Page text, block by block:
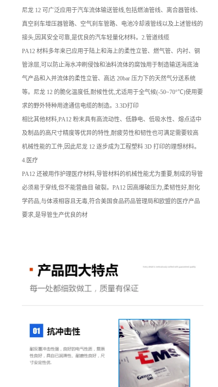
尼龙 12 可广泛应用于汽车流体输送管线,包括燃油管线、离合器管线、
真空刹车增压器管路、空气刹车管路、电池冷却液管线以及上述管线的
接头,因其安全可靠,是优良的汽车轻量化材料。2.管道线缆
PA12 材料多年来已应用于陆上和海上的柔性立管、燃气管、内衬、钢
管涂层,可以防止海水冲刷侵蚀和油料流体的腐蚀用于制造输送海底油
气产品和入并流体的柔性立管、高达 20bar 压力下的天然气分送系统
等。尼龙 12 的脆化温度低,耐候性优,尤适用于全气候(-50~70°℃)使用要
求的野外特种用途通信电缆的制造。3.3D打印
相比其他材料,PA12 粉末具有高流动性、低静电、低吸水性、熔点适中
及制品的高尺寸精度等优异的特性,耐疲劳性和韧性也可满足需要较高
机械性能的工件,因此尼龙 12 逐步成为工程塑料 3D 打印的理想材料。
4.医疗
PA12 还被用作护理医疗材料,导管材料的机械性能尤为重要,制成的导管
必须易于穿线,但不能营曲目 破裂。PA12 因高爆破压力,柔韧性好,耐化
学药品,与体液相容且无毒,符合美国食品药品管理局和欧盟的医疗产品
要求,是导管生产优良的材